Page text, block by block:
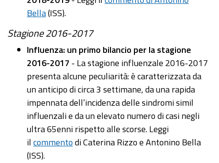
Bella(ISS).
Stagione 2016-2017
Influenza: un primo bilancio per la stagione
2016-2017 - La stagione influenzale 2016-2017
presenta alcune peculiarità: è caratterizzata da
un anticipo di circa 3 settimane, da una rapida
impennata dell’incidenza delle sindromi simil
influenzali e da un elevato numero di casi negli
ultra 65enni rispetto alle scorse. Leggi
ilcommentodi Caterina Rizzo e Antonino Bella
(ISS).